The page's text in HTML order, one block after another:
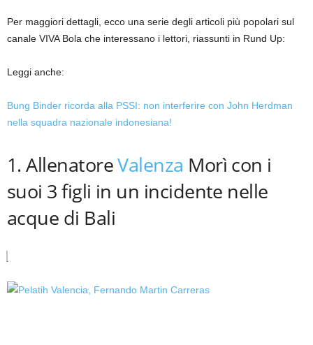
Per maggiori dettagli, ecco una serie degli articoli più popolari sul
canale VIVA Bola che interessano i lettori, riassunti in Rund Up:
Leggi anche:
Bung Binder ricorda alla PSSI: non interferire con John Herdman
nella squadra nazionale indonesiana!
1. AllenatoreValenza Morì con i
suoi 3 figli in un incidente nelle
acque di Bali